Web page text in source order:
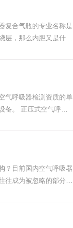
复合气瓶的专业名称是
，那么内胆又是什么
气呼吸器检测资质的单
呼吸
？目前国内空气呼吸器
成为被忽略的部分，